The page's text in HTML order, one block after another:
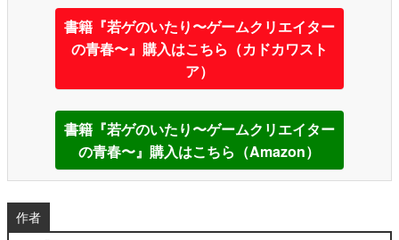
書籍『若ゲのいたり〜ゲームクリエイター
の青春〜』購入はこちら（カドカワスト
ア）
書籍『若ゲのいたり〜ゲームクリエイター
の青春〜』購入はこちら（Amazon）
作者